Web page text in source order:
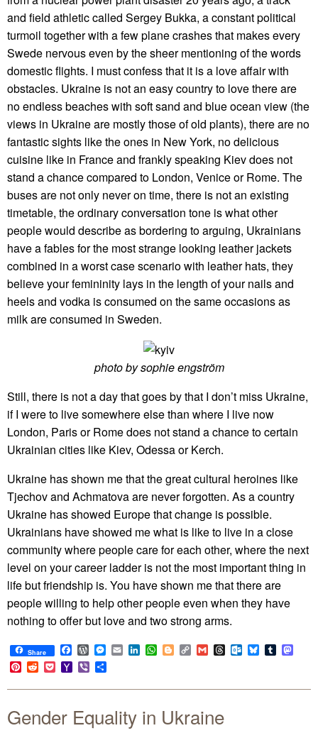
and field athletic called Sergey Bukka, a constant political
turmoil together with a few plane crashes that makes every
Swede nervous even by the sheer mentioning of the words
domestic flights. I must confess that it is a love affair with
obstacles. Ukraine is not an easy country to love there are
no endless beaches with soft sand and blue ocean view (the
views in Ukraine are mostly those of old plants), there are no
fantastic sights like the ones in New York, no delicious
cuisine like in France and frankly speaking Kiev does not
stand a chance compared to London, Venice or Rome. The
buses are not only never on time, there is not an existing
timetable, the ordinary conversation tone is what other
people would describe as bordering to arguing, Ukrainians
have a fables for the most strange looking leather jackets
combined in a worst case scenario with leather hats, they
believe your femininity lays in the length of your nails and
heels and vodka is consumed on the same occasions as
milk are consumed in Sweden.
photo by sophie engström
Still, there is not a day that goes by that I don’t miss Ukraine,
if I were to live somewhere else than where I live now
London, Paris or Rome does not stand a chance to certain
Ukrainian cities like Kiev, Odessa or Kerch.
Ukraine has shown me that the great cultural heroines like
Tjechov and Achmatova are never forgotten. As a country
Ukraine has showed Europe that change is possible.
Ukrainians have showed me what is like to live in a close
community where people care for each other, where the next
level on your career ladder is not the most important thing in
life but friendship is. You have shown me that there are
people willing to help other people even when they have
nothing to offer but love and two strong arms.
Share Facebook
WordPress
Messenger
EmailLinkedIn
WhatsApp
BloggerCopy
Link
GmailThreadsOutlook.com
BlueskyTumblr
Pinterest
RedditPocketYahoo
Mail
Viber
Gender Equality in Ukraine